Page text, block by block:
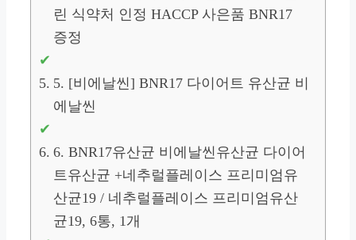
린 식약처 인정 HACCP 사은품 BNR17
증정
5. [비에날씬] BNR17 다이어트 유산균 비
에날씬
6. BNR17유산균 비에날씬유산균 다이어
트유산균 +네추럴플레이스 프리미엄유
산균19 / 네추럴플레이스 프리미엄유산
균19, 6통, 1개